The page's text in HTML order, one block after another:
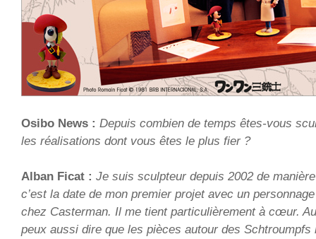
Osibo News : Depuis combien de temps êtes-vous
les réalisations dont vous êtes le plus fier ?
Alban Ficat : Je suis sculpteur depuis 2002 de
c’est la date de mon premier projet avec un
chez Casterman. Il me tient particulièrement à cœur.
peux aussi dire que les pièces autour des Schtroumpfs